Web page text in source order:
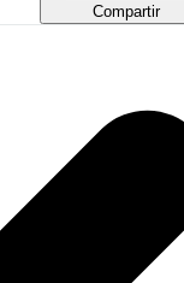
Compartir